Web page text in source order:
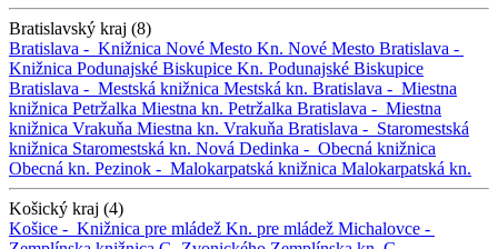
Bratislavský kraj (8)
Bratislava - Knižnica Nové Mesto Kn. Nové Mesto Bratislava -
Knižnica Podunajské Biskupice Kn. Podunajské Biskupice
Bratislava - Mestská knižnica Mestská kn. Bratislava - Miestna
knižnica Petržalka Miestna kn. Petržalka Bratislava - Miestna
knižnica Vrakuňa Miestna kn. Vrakuňa Bratislava - Staromestská
knižnica Staromestská kn. Nová Dedinka - Obecná knižnica
Obecná kn. Pezinok - Malokarpatská knižnica Malokarpatská kn.
Košický kraj (4)
Košice - Knižnica pre mládež Kn. pre mládež Michalovce -